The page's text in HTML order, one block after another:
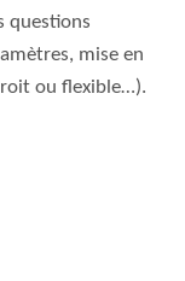
questions
mise en
ou flexible…).